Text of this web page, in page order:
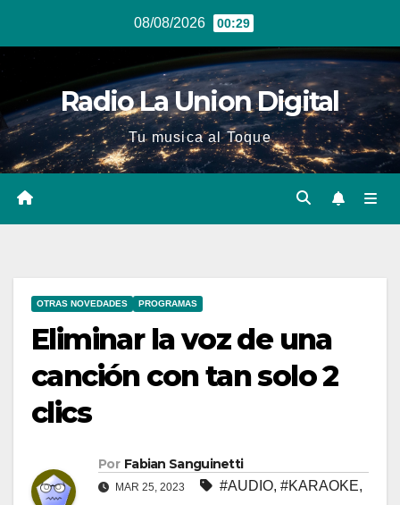
08/08/2026 00:29
Radio La Union Digital
Tu musica al Toque
OTRAS NOVEDADES PROGRAMAS
Eliminar la voz de una
canción con tan solo 2
clics
Por Fabian Sanguinetti
MAR 25, 2023 #AUDIO, #KARAOKE,